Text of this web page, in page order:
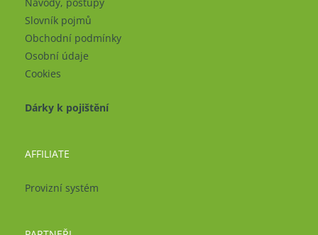
Slovník pojmů
Obchodní podmínky
Osobní údaje
Cookies
Dárky k pojištění
AFFILIATE
Provizní systém